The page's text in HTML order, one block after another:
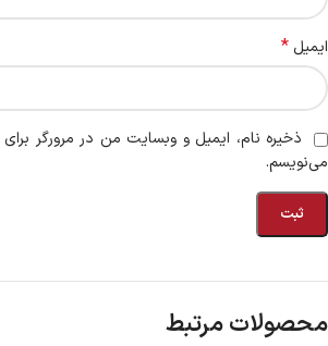
ایمیل *
ذخیره نام، ایمیل و وبسایت من در مرورگر
می‌نویسم.
محصولات مرتبط